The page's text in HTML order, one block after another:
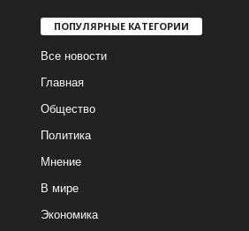
ПОПУЛЯРНЫЕ КАТЕГОРИИ
Все новости
Главная
Общество
Политика
Мнение
В мире
Экономика